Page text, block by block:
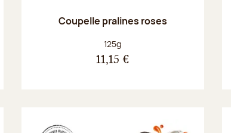
Coupelle pralines roses
Poids net :
125g
11,15 €